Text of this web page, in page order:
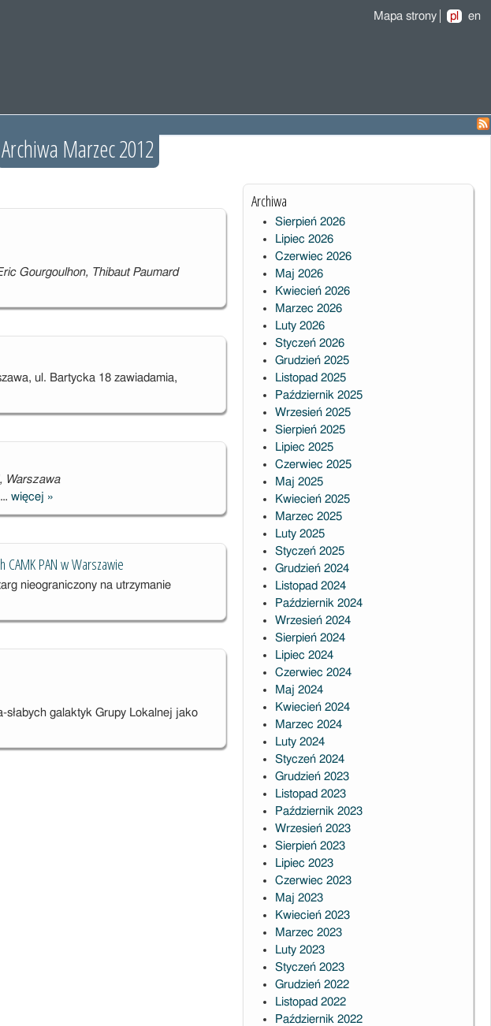
Mapa strony pl en
Archiwa Marzec 2012
Gourgoulhon, Thibaut Paumard
ul. Bartycka 18 zawiadamia,
Warszawa
więcej Astrosejsmolog
ia
»
CAMK PAN w Warszawie
nieograniczony na utrzymanie
słabych galaktyk Grupy Lokalnej jako
Archiwa
Sierpień 2026
Lipiec 2026
Czerwiec 2026
Maj 2026
Kwiecień 2026
Marzec 2026
Luty 2026
Styczeń 2026
Grudzień 2025
Listopad 2025
Październik 2025
Wrzesień 2025
Sierpień 2025
Lipiec 2025
Czerwiec 2025
Maj 2025
Kwiecień 2025
Marzec 2025
Luty 2025
Styczeń 2025
Grudzień 2024
Listopad 2024
Październik 2024
Wrzesień 2024
Sierpień 2024
Lipiec 2024
Czerwiec 2024
Maj 2024
Kwiecień 2024
Marzec 2024
Luty 2024
Styczeń 2024
Grudzień 2023
Listopad 2023
Październik 2023
Wrzesień 2023
Sierpień 2023
Lipiec 2023
Czerwiec 2023
Maj 2023
Kwiecień 2023
Marzec 2023
Luty 2023
Styczeń 2023
Grudzień 2022
Listopad 2022
Październik 2022